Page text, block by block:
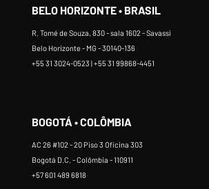
BELO HORIZONTE • BRASIL
R. Tomé de Souza, 830 - sala 1602 - Savassi
Belo Horizonte - MG - 30140-136
+55 31 3024-0523 | +55 31 99868-4451
BOGOTÁ • COLÔMBIA
AC 26 #102 - 20 Piso 3 Oficina 303
Bogotá D.C. - Colômbia - 110911
+57 601 489 6818